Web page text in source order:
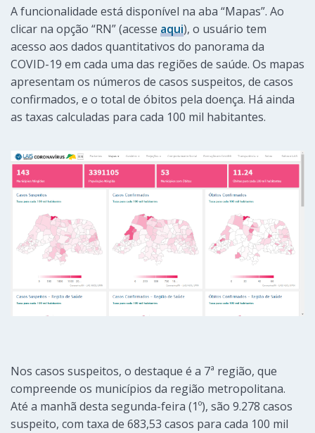
A funcionalidade está disponível na aba “Mapas”. Ao
clicar na opção “RN” (acesse aqui), o usuário tem
acesso aos dados quantitativos do panorama da
COVID-19 em cada uma das regiões de saúde. Os mapas
apresentam os números de casos suspeitos, de casos
confirmados, e o total de óbitos pela doença. Há ainda
as taxas calculadas para cada 100 mil habitantes.
Nos casos suspeitos, o destaque é a 7ª região, que
compreende os municípios da região metropolitana.
Até a manhã desta segunda-feira (1º), são 9.278 casos
suspeito, com taxa de 683,53 casos para cada 100 mil